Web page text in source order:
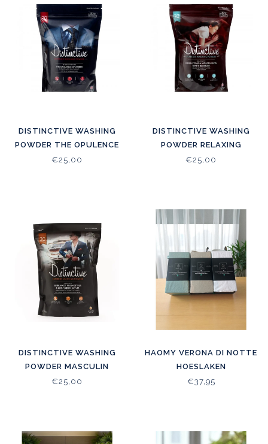
DISTINCTIVE WASHING
POWDER THE OPULENCE
OF AMBER
€25,00
DISTINCTIVE WASHING
POWDER RELAXING
ESSENTIAL OILS
€25,00
DISTINCTIVE WASHING
POWDER MASCULIN
ENERGISING CITRUS
€25,00
HAOMY VERONA DI NOTTE
HOESLAKEN
€37,95